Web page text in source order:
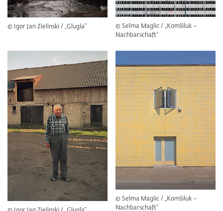
© Igor Jan Zielinski / „Glugla“
© Selma Maglic / „Komšiluk –
Nachbarschaft“
© Selma Maglic / „Komšiluk –
Nachbarschaft“